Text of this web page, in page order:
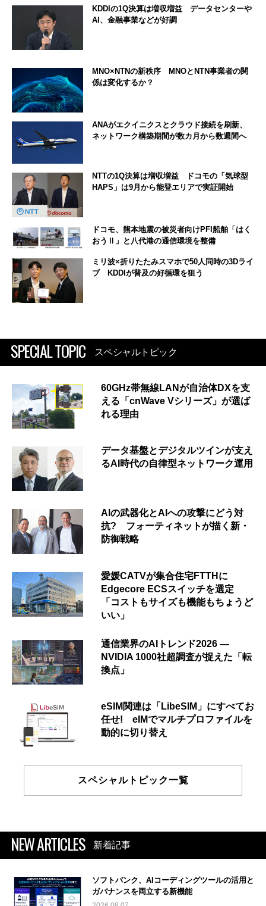
KDDIの1Q決算は増収増益 データセンターや
AI、金融事業などが好調
MNO×NTNの新秩序 MNOとNTN事業者の関
係は変化するか？
ANAがエクイニクスとクラウド接続を刷新、
ネットワーク構築期間が数カ月から数週間へ
NTTの1Q決算は増収増益 ドコモの「気球型
HAPS」は9月から能登エリアで実証開始
ドコモ、熊本地震の被災者向けPFI船舶「はく
おうⅡ」と八代港の通信環境を整備
ミリ波×折りたたみスマホで50人同時の3Dライ
ブ KDDIが普及の好循環を狙う
SPECIAL TOPIC スペシャルトピック
60GHz帯無線LANが自治体DXを支
える「cnWave Vシリーズ」が選ば
れる理由
データ基盤とデジタルツインが支え
るAI時代の自律型ネットワーク運用
AIの武器化とAIへの攻撃にどう対
抗? フォーティネットが描く新・
防御戦略
愛媛CATVが集合住宅FTTHに
Edgecore ECSスイッチを選定
「コストもサイズも機能もちょうど
いい」
通信業界のAIトレンド2026 ―
NVIDIA 1000社超調査が捉えた「転
換点」
eSIM関連は「LibeSIM」にすべてお
任せ! eIMでマルチプロファイルを
動的に切り替え
スペシャルトピック一覧
NEW ARTICLES 新着記事
ソフトバンク、AIコーディングツールの活用と
ガバナンスを両立する新機能